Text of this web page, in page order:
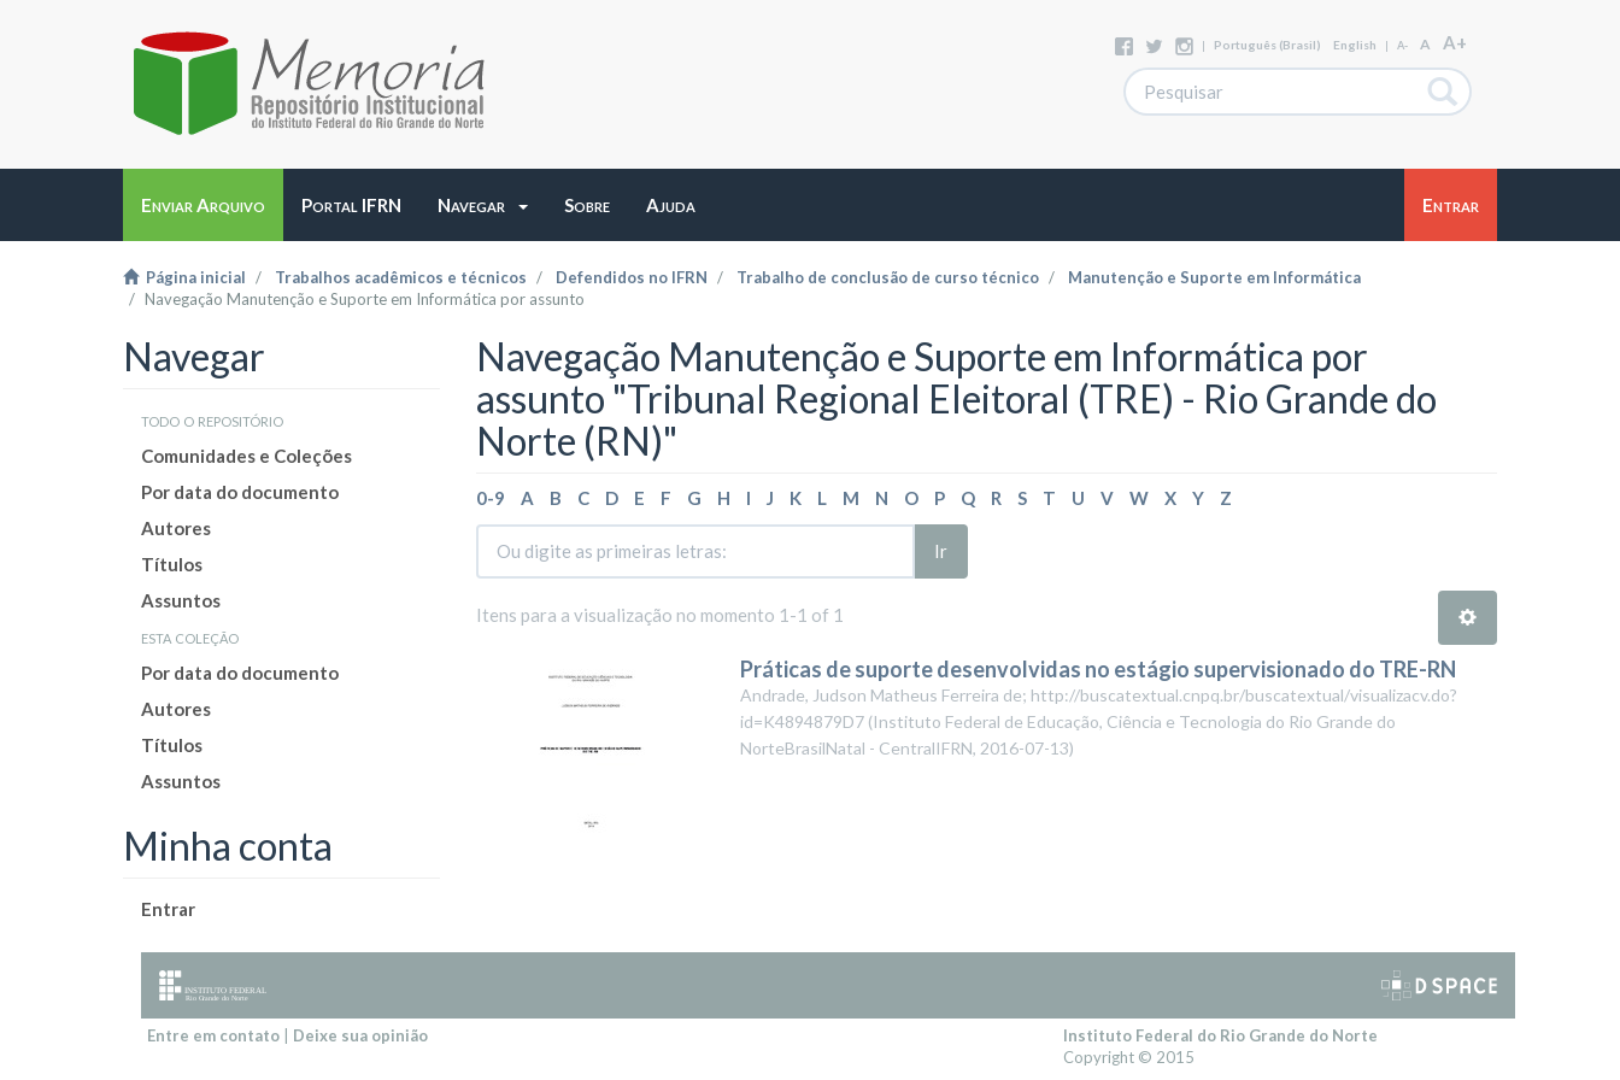
| Português (Brasil) English | A- A A+
Enviar Arquivo Portal IFRN Navegar Sobre Ajuda Entrar
Página inicial Trabalhos acadêmicos e técnicos Defendidos no IFRN Trabalho de conclusão de curso técnico
Manutenção e Suporte em Informática
Navegação Manutenção e Suporte em Informática por assunto
Navegar
todo o repositório
Comunidades e Coleções
Por data do documento
Autores
Títulos
Assuntos
esta coleção
Por data do documento
Autores
Títulos
Assuntos
Minha conta
Entrar
Navegação Manutenção e Suporte em Informática por
assunto "Tribunal Regional Eleitoral (TRE) - Rio Grande do
Norte (RN)"
0-9 A B C D E F G H I J K L M N O P Q R S T U V W X Y Z
Ir
Itens para a visualização no momento 1-1 of 1
Práticas de suporte desenvolvidas no estágio supervisionado do TRE-RN
Andrade, Judson Matheus Ferreira de; http://buscatextual.cnpq.br/buscatextual/visualizacv.do?
id=K4894879D7 (Instituto Federal de Educação, Ciência e Tecnologia do Rio Grande do
NorteBrasilNatal - CentralIFRN, 2016-07-13)
Entre em contato Deixe sua opinião
Instituto Federal do Rio Grande do Norte
Copyright © 2015